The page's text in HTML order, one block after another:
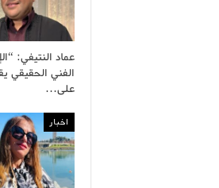
عماد النتيفي:
الفني الحقيقي
على…
اخبار